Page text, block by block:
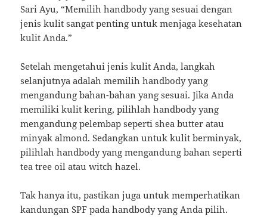
Sari Ayu, “Memilih handbody yang sesuai dengan
jenis kulit sangat penting untuk menjaga kesehatan
kulit Anda.”
Setelah mengetahui jenis kulit Anda, langkah
selanjutnya adalah memilih handbody yang
mengandung bahan-bahan yang sesuai. Jika Anda
memiliki kulit kering, pilihlah handbody yang
mengandung pelembap seperti shea butter atau
minyak almond. Sedangkan untuk kulit berminyak,
pilihlah handbody yang mengandung bahan seperti
tea tree oil atau witch hazel.
Tak hanya itu, pastikan juga untuk memperhatikan
kandungan SPF pada handbody yang Anda pilih.